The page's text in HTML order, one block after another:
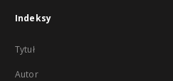
Indeksy
Tytuł
Autor